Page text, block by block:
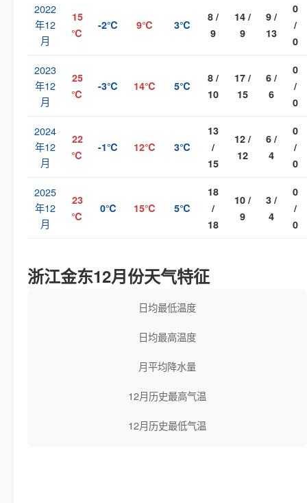
2022
年12
月
15
℃
-2℃ 9℃ 3℃
8 /
9
14 /
9
9 /
13
0
/
0
2023
年12
月
25
℃
-3℃ 14℃ 5℃
8 /
10
17 /
15
6 /
6
0
/
0
2024
年12
月
22
℃
-1℃ 12℃ 3℃
13
/
15
12 /
12
6 /
4
0
/
0
2025
年12
月
23
℃
0℃ 15℃ 5℃
18
/
18
10 /
9
3 /
4
0
/
0
浙江金东12月份天气特征
日均最低温度
日均最高温度
月平均降水量
12月历史最高气温
12月历史最低气温